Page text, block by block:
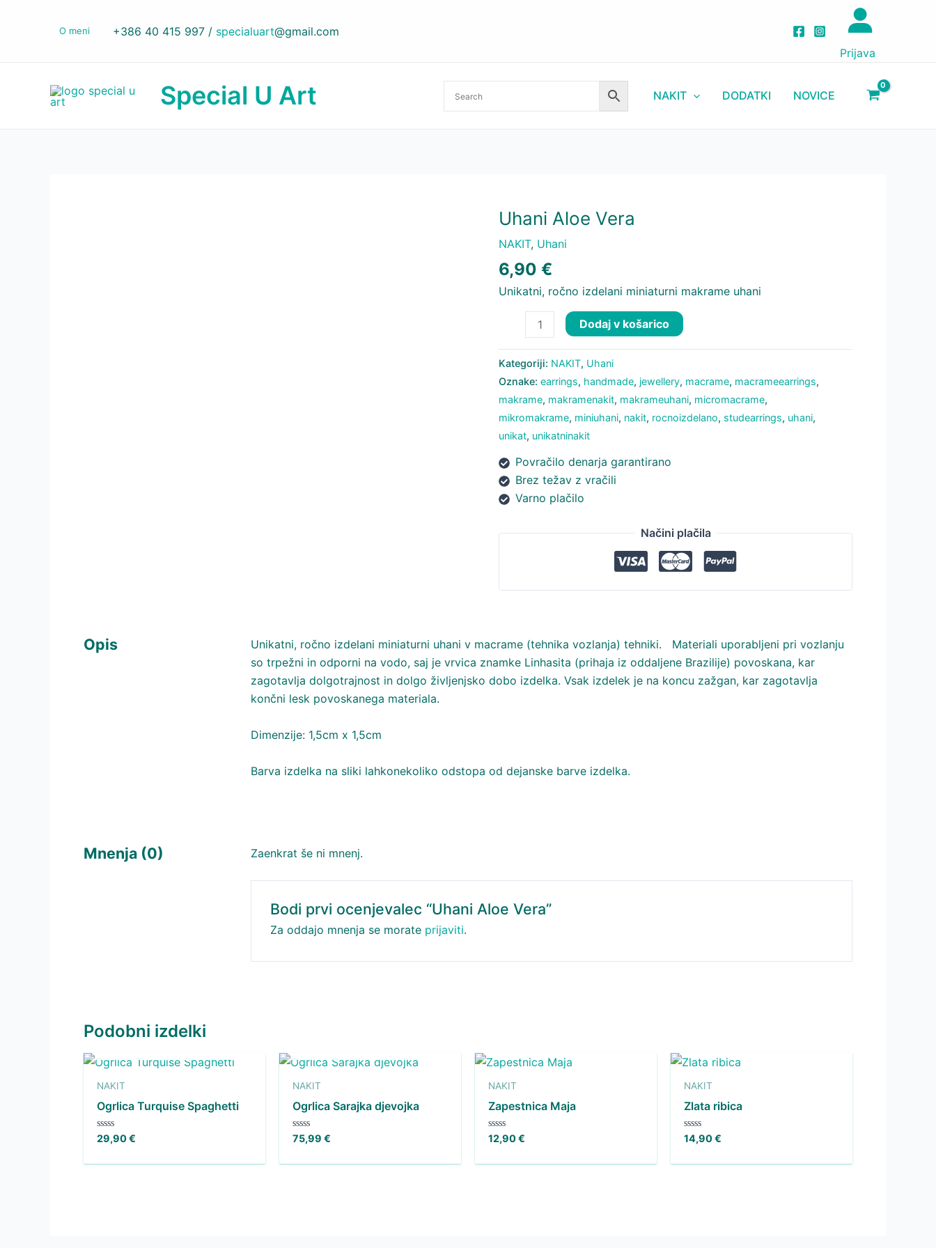
O meni +386 40 415 997 / specialuart@gmail.com
Prijava
Special U Art NAKIT DODATKI NOVICE
Uhani Aloe Vera
NAKIT, Uhani
6,90€
Unikatni, ročno izdelani miniaturni makrame uhani
Vera
količina
Dodaj v košarico
Kategoriji: NAKIT, Uhani
Oznake:earrings, handmade, jewellery, macrame, macrameearrings,
makrame, makramenakit, makrameuhani, micromacrame,
mikromakrame, miniuhani, nakit, rocnoizdelano, studearrings, uhani,
unikat, unikatninakit
Povračilo denarja garantirano
Brez težav z vračili
Varno plačilo
Načini plačila
Opis
Unikatni, ročno izdelani miniaturni uhani v macrame (tehnika vozlanja) tehniki. Materiali uporabljeni pri vozlanju
so trpežni in odporni na vodo, saj je vrvica znamke Linhasita (prihaja iz oddaljene Brazilije) povoskana, kar
zagotavlja dolgotrajnost in dolgo življenjsko dobo izdelka. Vsak izdelek je na koncu zažgan, kar zagotavlja
končni lesk povoskanega materiala.
Dimenzije: 1,5cm x 1,5cm
Barva izdelka na sliki lahkonekoliko odstopa od dejanske barve izdelka.
Mnenja (0) Zaenkrat še ni mnenj.
Bodi prvi ocenjevalec “Uhani Aloe Vera”
Za oddajo mnenja se morate prijaviti.
Podobni izdelki
NAKIT
Ogrlica Turquise Spaghetti
Ocenjeno
5
29,90€
NAKIT
Ogrlica Sarajka djevojka
Ocenjeno
5
75,99€
NAKIT
Zapestnica Maja
Ocenjeno
5
12,90€
NAKIT
Zlata ribica
Ocenjeno
5
14,90€